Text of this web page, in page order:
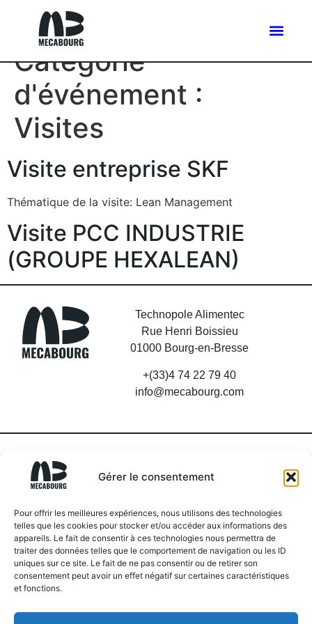
Gérer le consentement
Pour offrir les meilleures expériences, nous utilisons des technologies
telles que les cookies pour stocker et/ou accéder aux informations des
appareils. Le fait de consentir à ces technologies nous permettra de
traiter des données telles que le comportement de navigation ou les ID
uniques sur ce site. Le fait de ne pas consentir ou de retirer son
consentement peut avoir un effet négatif sur certaines caractéristiques
et fonctions.
Catégorie
d'événement :
Visites
Visite entreprise SKF
Thématique de la visite: Lean Management
Visite PCC INDUSTRIE
(GROUPE HEXALEAN)
Technopole Alimentec
Rue Henri Boissieu
01000 Bourg-en-Bresse
+(33)4 74 22 79 40
info@mecabourg.com
SOYEZ INFORMÉS DE NOS DERNIÈRES
ACTUALITÉS